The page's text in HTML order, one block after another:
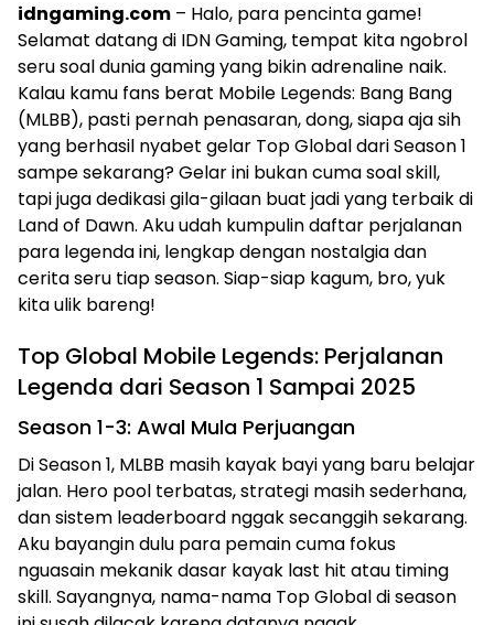
idngaming.com – Halo, para pencinta game!
Selamat datang di IDN Gaming, tempat kita ngobrol
seru soal dunia gaming yang bikin adrenaline naik.
Kalau kamu fans berat Mobile Legends: Bang Bang
(MLBB), pasti pernah penasaran, dong, siapa aja sih
yang berhasil nyabet gelar Top Global dari Season 1
sampe sekarang? Gelar ini bukan cuma soal skill,
tapi juga dedikasi gila-gilaan buat jadi yang terbaik di
Land of Dawn. Aku udah kumpulin daftar perjalanan
para legenda ini, lengkap dengan nostalgia dan
cerita seru tiap season. Siap-siap kagum, bro, yuk
kita ulik bareng!
Top Global Mobile Legends: Perjalanan
Legenda dari Season 1 Sampai 2025
Season 1-3: Awal Mula Perjuangan
Di Season 1, MLBB masih kayak bayi yang baru belajar
jalan. Hero pool terbatas, strategi masih sederhana,
dan sistem leaderboard nggak secanggih sekarang.
Aku bayangin dulu para pemain cuma fokus
nguasain mekanik dasar kayak last hit atau timing
skill. Sayangnya, nama-nama Top Global di season